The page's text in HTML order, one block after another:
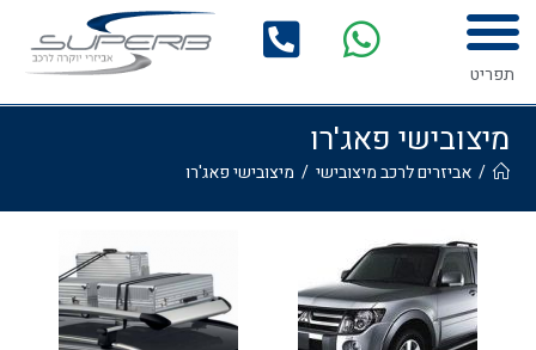
לתוכן
תפריט
מיצובישי פאג'רו
/ אביזרים לרכב מיצובישי / מיצובישי פאג'רו